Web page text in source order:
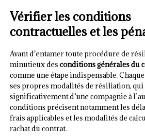
Vérifier les conditions
contractuelles et les
Avant d’entamer toute procédure de
minutieux des conditions générales du
comme une étape indispensable.
ses propres modalités de résiliation,
significativement d’une compagnie à
conditions précisent notamment les
frais applicables et les modalités de
rachat du contrat.